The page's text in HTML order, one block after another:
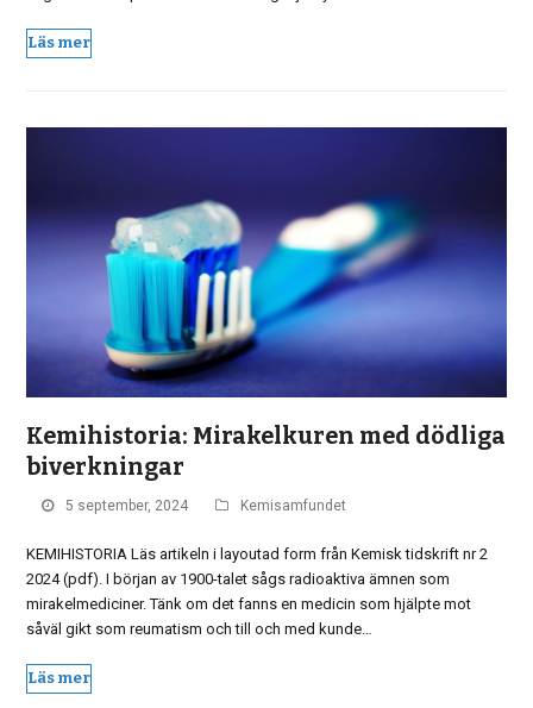
Läs mer
Kemihistoria: Mirakelkuren med dödliga
biverkningar
5 september, 2024 Kemisamfundet
KEMIHISTORIA Läs artikeln i layoutad form från Kemisk tidskrift nr 2
2024 (pdf). I början av 1900-talet sågs radioaktiva ämnen som
mirakelmediciner. Tänk om det fanns en medicin som hjälpte mot
såväl gikt som reumatism och till och med kunde…
Läs mer